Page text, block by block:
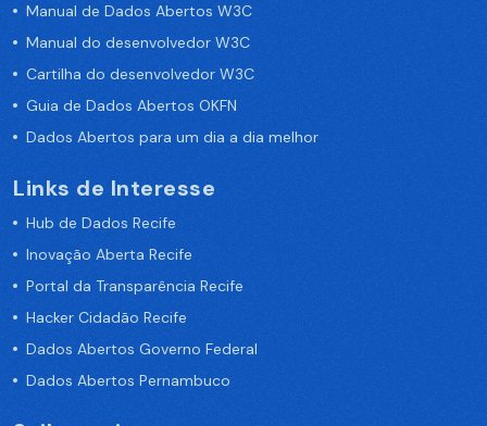
Manual de Dados Abertos W3C
Manual do desenvolvedor W3C
Cartilha do desenvolvedor W3C
Guia de Dados Abertos OKFN
Dados Abertos para um dia a dia melhor
Links de Interesse
Hub de Dados Recife
Inovação Aberta Recife
Portal da Transparência Recife
Hacker Cidadão Recife
Dados Abertos Governo Federal
Dados Abertos Pernambuco